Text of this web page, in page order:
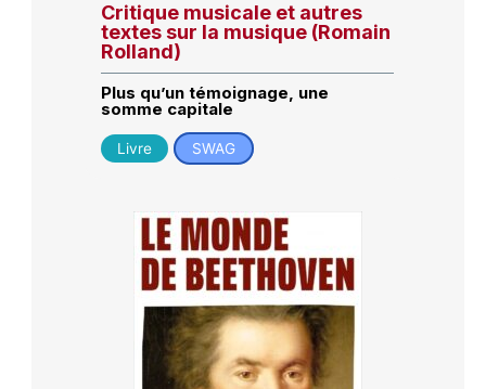
Critique musicale et autres
textes sur la musique (Romain
Rolland)
Plus qu’un témoignage, une
somme capitale
Livre SWAG